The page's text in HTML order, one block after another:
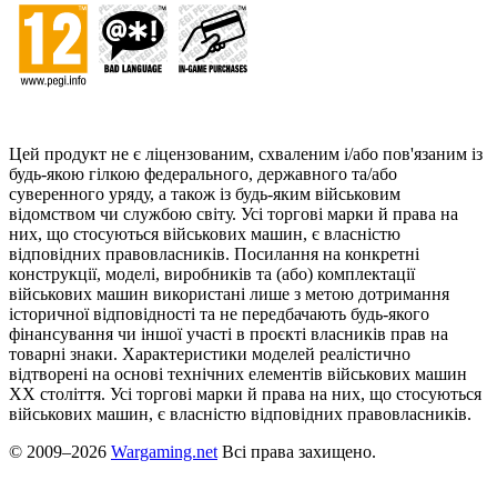
Цей продукт не є ліцензованим, схваленим і/або пов'язаним із
будь-якою гілкою федерального, державного та/або
суверенного уряду, а також із будь-яким військовим
відомством чи службою світу. Усі торгові марки й права на
них, що стосуються військових машин, є власністю
відповідних правовласників. Посилання на конкретні
конструкції, моделі, виробників та (або) комплектації
військових машин використані лише з метою дотримання
історичної відповідності та не передбачають будь-якого
фінансування чи іншої участі в проєкті власників прав на
товарні знаки. Характеристики моделей реалістично
відтворені на основі технічних елементів військових машин
ХХ століття. Усі торгові марки й права на них, що стосуються
військових машин, є власністю відповідних правовласників.
© 2009–2026 Wargaming.net Всі права захищено.